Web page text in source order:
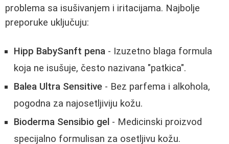
problema sa isušivanjem i iritacijama. Najbolje
preporuke uključuju:
Hipp BabySanft pena - Izuzetno blaga formula
koja ne isušuje, često nazivana "patkica".
Balea Ultra Sensitive - Bez parfema i alkohola,
pogodna za najosetljiviju kožu.
Bioderma Sensibio gel - Medicinski proizvod
specijalno formulisan za osetljivu kožu.